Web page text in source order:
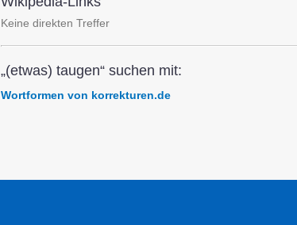
Keine direkten Treffer
„(etwas) taugen“ suchen mit:
Wortformen von korrekturen.de